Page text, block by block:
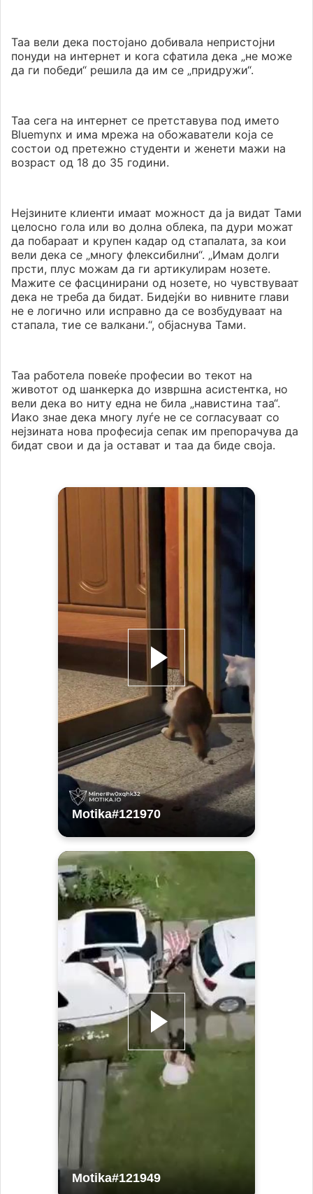
Таа вели дека постојано добивала непристојни
понуди на интернет и кога сфатила дека „не може
да ги победи“ решила да им се „придружи“.
Таа сега на интернет се претставува под името
Bluemynx и има мрежа на обожаватели која се
состои од претежно студенти и женети мажи на
возраст од 18 до 35 години.
Нејзините клиенти имаат можност да ја видат Тами
целосно гола или во долна облека, па дури можат
да побараат и крупен кадар од стапалата, за кои
вели дека се „многу флексибилни“. „Имам долги
прсти, плус можам да ги артикулирам нозете.
Мажите се фасцинирани од нозете, но чувствуваат
дека не треба да бидат. Бидејќи во нивните глави
не е логично или исправно да се возбудуваат на
стапала, тие се валкани.“, објаснува Тами.
Таа работела повеќе професии во текот на
животот од шанкерка до извршна асистентка, но
вели дека во ниту една не била „навистина таа“.
Иако знае дека многу луѓе не се согласуваат со
нејзината нова професија сепак им препорачува да
бидат свои и да ја остават и таа да биде своја.